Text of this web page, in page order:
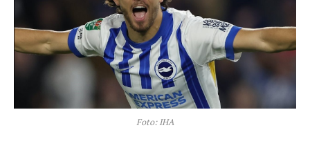
Foto: IHA